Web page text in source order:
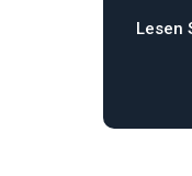
Lesen